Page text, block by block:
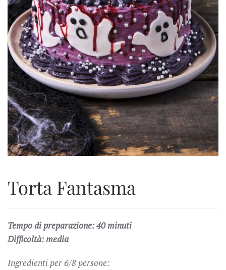
Torta Fantasma
Tempo di preparazione: 40 minuti
Difficoltà: media
Ingredienti per 6/8 persone: